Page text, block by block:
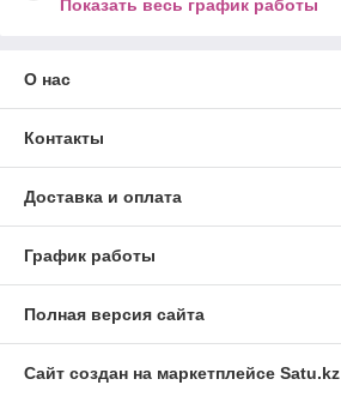
Показать весь график работы
О нас
Контакты
Доставка и оплата
График работы
Полная версия сайта
Сайт создан на маркетплейсе Satu.kz